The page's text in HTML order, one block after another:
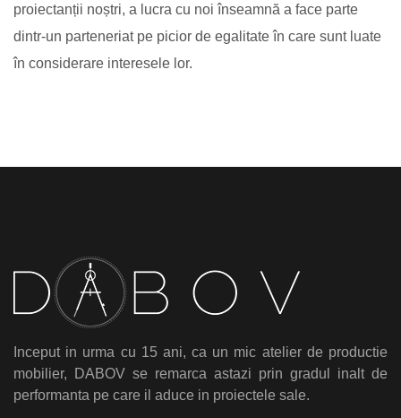
proiectanții noștri, a lucra cu noi înseamnă a face parte
dintr-un parteneriat pe picior de egalitate în care sunt luate
în considerare interesele lor.
Inceput in urma cu 15 ani, ca un mic atelier de productie
mobilier, DABOV se remarca astazi prin gradul inalt de
performanta pe care il aduce in proiectele sale.